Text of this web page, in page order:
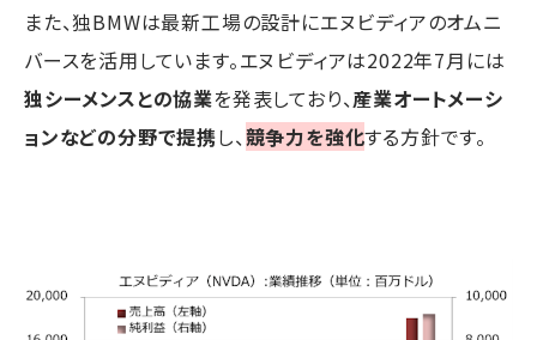
また、独BMWは最新工場の設計にエヌビディアのオムニ
バースを活用しています。エヌビディアは2022年7月には
独シーメンスとの協業を発表しており、産業オートメーシ
ョンなどの分野で提携し、競争力を強化する方針です。